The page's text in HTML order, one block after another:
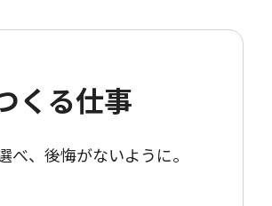
くる仕事
、後悔がないように。